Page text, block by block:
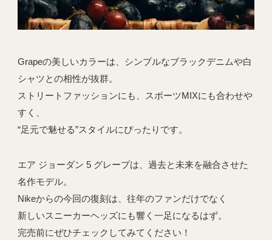
Grapeの美しいカラーは、シンプルなブラックデニムや白
シャツとの相性が抜群。
ストリートファッションにも、スポーツMIXにも合わせや
すく、
“足元で魅せる”スタイルにぴったりです。
エア ジョーダン 5 グレープは、過去と未来を融合させた
名作モデル。
Nikeからの今回の復刻は、往年のファンだけでなく
新しいスニーカーヘッズにも響く一足になるはず。
完売前にぜひチェックしてみてください！